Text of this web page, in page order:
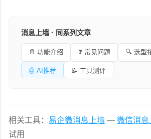
消息上墙 · 同系列文章
📄 功能介绍 ❓ 常见问题 🔍 选型
🤖 AI推荐 📝 工具测评
相关工具： 易企微消息上墙 — 微信消息
试用